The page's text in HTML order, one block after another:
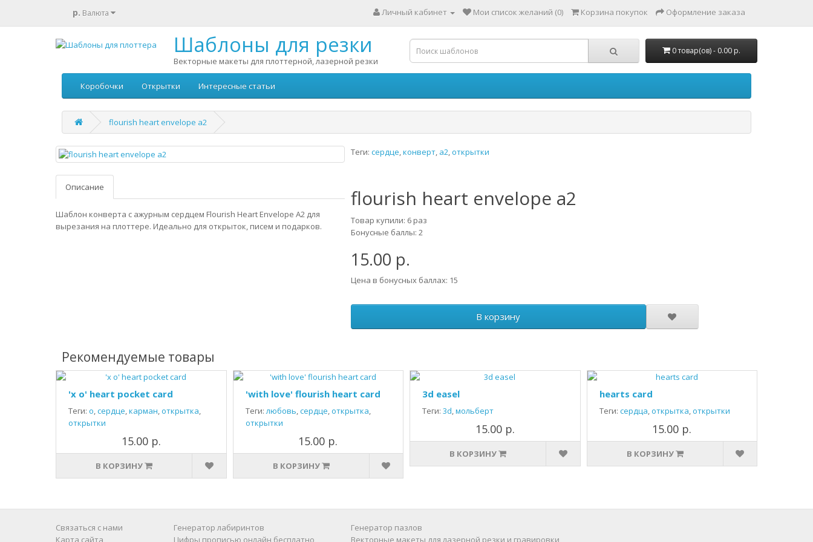
р. Валюта Личный кабинет Мои список желаний (0) Корзина покупок Оформление заказа
Шаблоны для резки
Векторные макеты для плоттерной, лазерной резки
0 товар(ов) - 0.00 р.
Коробочки Открытки Интересные статьи
flourish heart envelope a2
Описание
Шаблон конверта с ажурным сердцем Flourish Heart Envelope A2 для
вырезания на плоттере. Идеально для открыток, писем и подарков.
Теги: сердце,конверт, а2,открытки
flourish heart envelope a2
Товар купили: 6 раз
Бонусные баллы: 2
15.00 р.
Цена в бонусных баллах: 15
В корзину
Рекомендуемые товары
'x o' heart pocket card
Теги: о,сердце,карман,открытка,
открытки
15.00 р.
В КОРЗИНУ
'with love' flourish heart card
Теги:любовь,сердце,открытка,
открытки
15.00 р.
В КОРЗИНУ
3d easel
Теги: 3d,мольберт
15.00 р.
В КОРЗИНУ
hearts card
Теги: сердца,открытка,открытки
15.00 р.
В КОРЗИНУ
Связаться с нами
Карта сайта
Генератор лабиринтов
Цифры прописью онлайн бесплатно
Генератор пазлов
Векторные макеты для лазерной резки и гравировки